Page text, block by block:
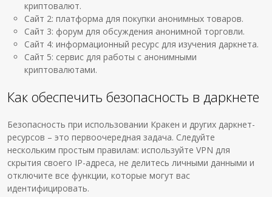
криптовалют.
Сайт 2: платформа для покупки анонимных товаров.
Сайт 3: форум для обсуждения анонимной торговли.
Сайт 4: информационный ресурс для изучения даркнета.
Сайт 5: сервис для работы с анонимными
криптовалютами.
Как обеспечить безопасность в даркнете
Безопасность при использовании Кракен и других даркнет-
ресурсов – это первоочередная задача. Следуйте
нескольким простым правилам: используйте VPN для
скрытия своего IP-адреса, не делитесь личными данными и
отключите все функции, которые могут вас
идентифицировать.